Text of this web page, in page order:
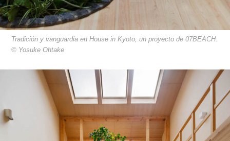
Tradición y vanguardia en House in Kyoto, un proyecto de 07BEACH.
© Yosuke Ohtake